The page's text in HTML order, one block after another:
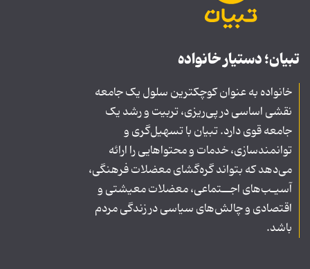
تبیان؛ دستیار خانواده
خانواده به عنوان کوچکترین سلول یک جامعه
نقشی اساسی در پی‌ریزی، تربیت و رشد یک
جامعه قوی دارد. تبیان با تسهیل‌گری و
توانمندسازی، خدمات و محتواهایی را ارائه
می‌دهد که بتواند گره‌گشای معضلات فرهنگی،
آسیـب‌های اجــتماعی، معضلات معیشتی و
اقتصادی و چالش‌های سیاسی در زندگی مردم
باشد.